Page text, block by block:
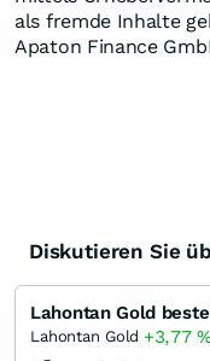
als fremde Inhalte
Apaton Finance
Diskutieren Sie
Lahontan Gold +3,77